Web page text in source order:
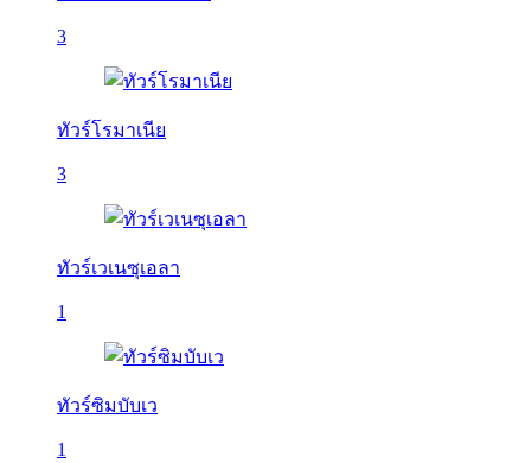
3
ทัวร์โรมาเนีย
3
ทัวร์เวเนซุเอลา
1
ทัวร์ซิมบับเว
1